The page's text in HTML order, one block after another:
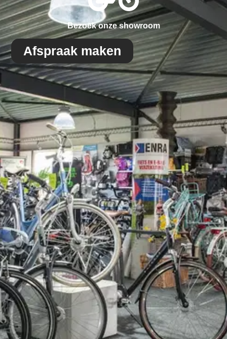
Bezoek onze showroom
Afspraak maken